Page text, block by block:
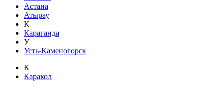
Астана
Атырау
К
Караганда
У
Усть-Каменогорск
К
Каракол